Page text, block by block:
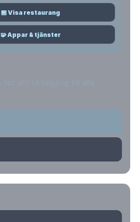
🏪 Visa restaurang
🧩 Appar & tjänster